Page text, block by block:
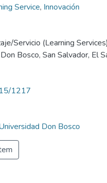
Service, Innovación
Servicio (Learning
Bosco, San Salvador, El
1217
Don Bosco